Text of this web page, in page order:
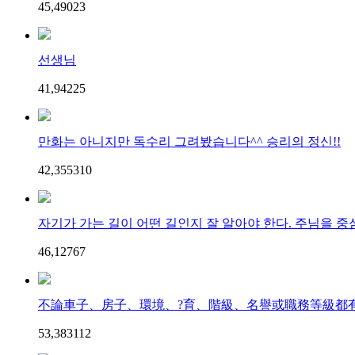
45,49023
선생님
41,94225
만화는 아니지만 독수리 그려봤습니다^^ 승리의 정신!!
42,355310
자기가 가는 길이 어떤 길인지 잘 알아야 한다. 주님을 중
46,12767
不論車子、房子、環境、?育、階級、名譽或職務等級都
53,383112